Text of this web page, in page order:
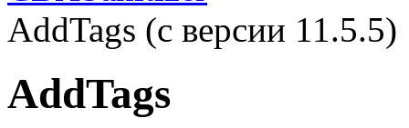
AddTags (с версии 11.5.5)
AddTags